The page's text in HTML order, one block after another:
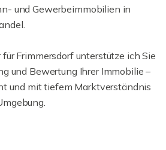
und Gewerbeimmobilien in
Frimmersdorf unterstütze ich Sie
und Bewertung Ihrer Immobilie –
und mit tiefem Marktverständnis